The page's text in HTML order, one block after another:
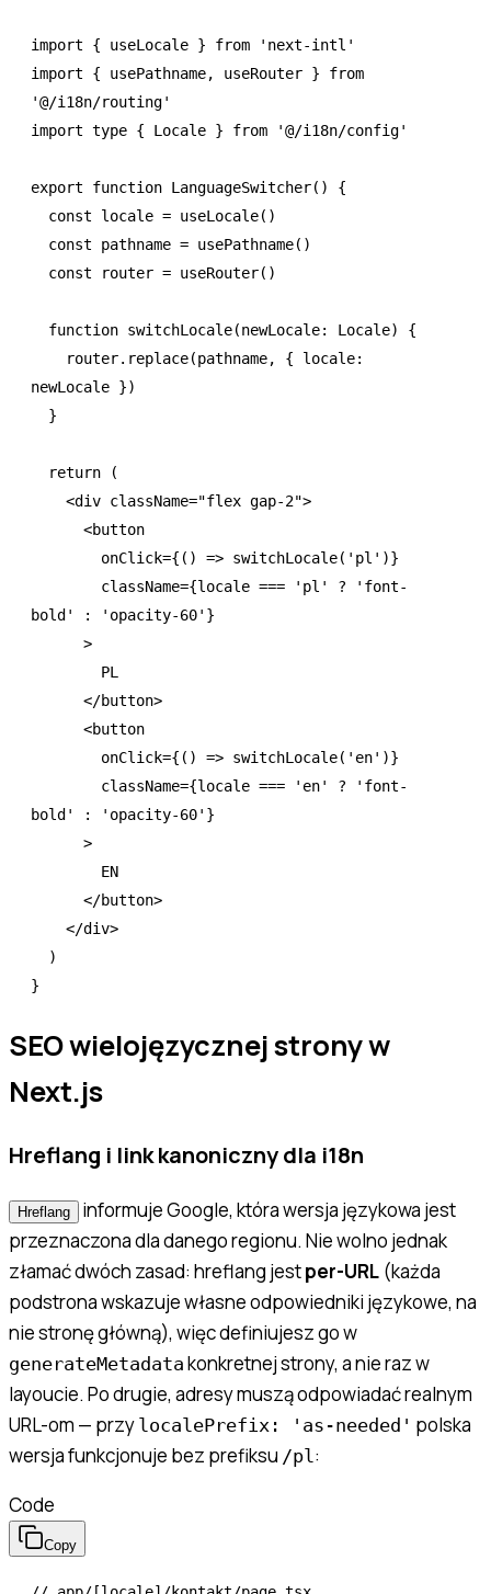
import { useLocale } from 'next-intl'
import { usePathname, useRouter } from
'@/i18n/routing'
import type { Locale } from '@/i18n/config'
export function LanguageSwitcher() {
  const
locale = useLocale()
  const
pathname = usePathname()
  const
router = useRouter()
  function
switchLocale(newLocale: Locale) {
    router
.replace(pathname, { locale:
newLocale })
  }
  return
(
    <
div className="flex gap-2">
      <
button
        onClick
={() => switchLocale( 'pl' )}
        className
={locale === 'pl' ? 'font-
bold'
: 'opacity-60' }
      >
        PL
      </
button>
      <
button
        onClick
={() => switchLocale( 'en' )}
        className
={locale === 'en' ? 'font-
bold'
: 'opacity-60' }
      >
        EN
      </
button>
    </
div>
  )
}
SEO wielojęzycznej strony w
Next.js
Hreflang i link kanoniczny dla i18n
Hreflang
informuje Google, która wersja językowa jest
przeznaczona dla danego regionu. Nie wolno jednak
złamać dwóch zasad: hreflang jestper-URL (każda
podstrona wskazuje własne odpowiedniki językowe, na
nie stronę główną), więc definiujesz go w
generateMetadata konkretnej strony, a nie raz w
layoucie. Po drugie, adresy muszą odpowiadać realnym
URL-om — przy localePrefix: 'as-needed' polska
wersja funkcjonuje bez prefiksu /pl :
Code
Copy